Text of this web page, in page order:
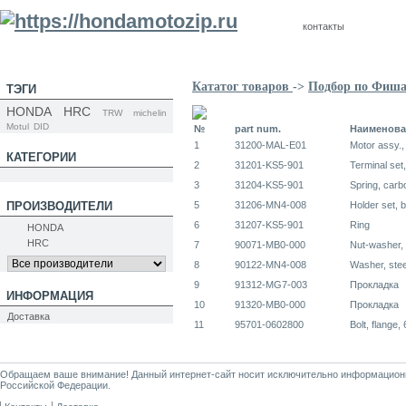
контакты
ТЭГИ
HONDA HRC TRW
michelin
Motul DID
КАТЕГОРИИ
ПРОИЗВОДИТЕЛИ
HONDA
HRC
ИНФОРМАЦИЯ
Доставка
Кататог товаров -> Подбор по
№ part num.
1
31200-MAL-E01
Motor
2
31201-KS5-901
Terminal
3
31204-KS5-901
Spring,
5
31206-MN4-008
Holder set,
6
31207-KS5-901
Ring
7
90071-MB0-000
Nut-washer,
8
90122-MN4-008
Washer,
9
91312-MG7-003
Прокладка
10
91320-MB0-000
Прокладка
11
95701-0602800 Bolt, flange,
Обращаем ваше внимание! Данный интернет-сайт носит исключительно
Российской Федерации.